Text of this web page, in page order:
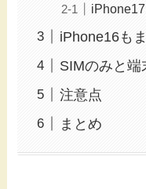
iPhone16も
SIMのみと端
注意点
まとめ